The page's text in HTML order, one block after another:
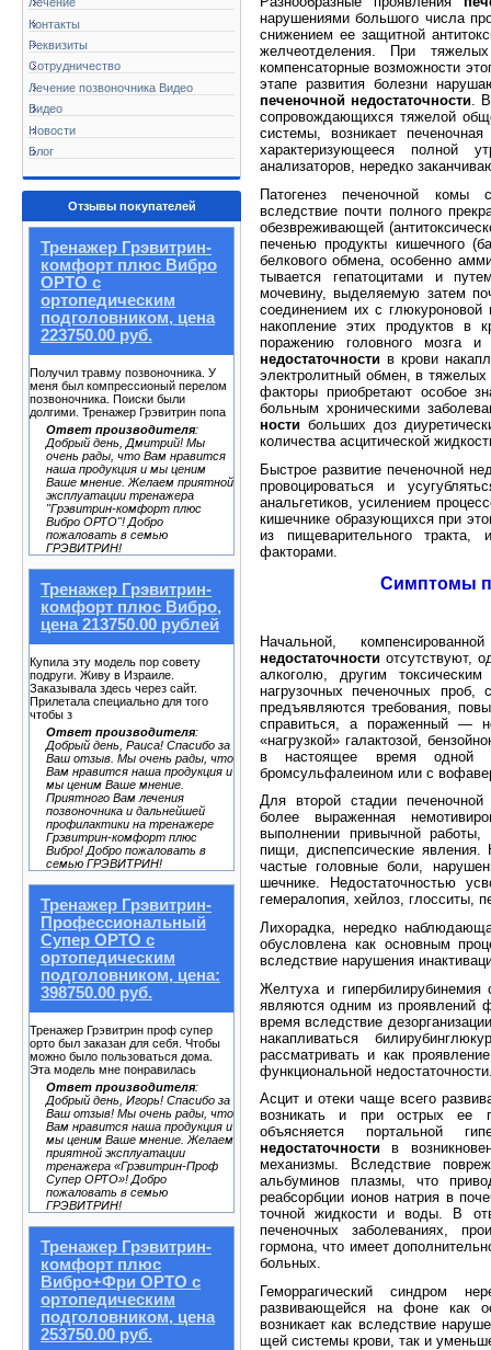
Контакты
Реквизиты
Сотрудничество
Лечение позвоночника Видео
Видео
Новости
Блог
Отзывы покупателей
Тренажер Грэвитрин-
комфорт плюс Вибро
ОРТО с
ортопедическим
подголовником, цена
223750.00 руб.
Получил травму позвоночника. У
меня был компрессионый перелом
позвоночника. Поиски были
долгими. Тренажер Грэвитрин попа
Ответ производителя:
Добрый день, Дмитрий! Мы
очень рады, что Вам нравится
наша продукция и мы ценим
Ваше мнение. Желаем приятной
эксплуатации тренажера
"Грэвитрин-комфорт плюс
Вибро ОРТО"! Добро
пожаловать в семью
ГРЭВИТРИН!
Тренажер Грэвитрин-
комфорт плюс Вибро,
цена 213750.00 рублей
Купила эту модель пор совету
подруги. Живу в Израиле.
Заказывала здесь через сайт.
Прилетала специально для того
чтобы з
Ответ производителя:
Добрый день, Раиса! Спасибо за
Ваш отзыв. Мы очень рады, что
Вам нравится наша продукция и
мы ценим Ваше мнение.
Приятного Вам лечения
позвоночника и дальнейшей
профилактики на тренажере
Грэвитрин-комфорт плюс
Вибро! Добро пожаловать в
семью ГРЭВИТРИН!
Тренажер Грэвитрин-
Профессиональный
Супер ОРТО с
ортопедическим
подголовником, цена:
398750.00 руб.
Тренажер Грэвитрин проф супер
орто был заказан для себя. Чтобы
можно было пользоваться дома.
Эта модель мне понравилась
Ответ производителя:
Добрый день, Игорь! Спасибо за
Ваш отзыв! Мы очень рады, что
Вам нравится наша продукция и
мы ценим Ваше мнение. Желаем
приятной эксплуатации
тренажера «Грэвитрин-Проф
Супер ОРТО»! Добро
пожаловать в семью
ГРЭВИТРИН!
Тренажер Грэвитрин-
комфорт плюс
Вибро+Фри ОРТО с
ортопедическим
подголовником, цена
253750.00 руб.
нарушения­ми большого числа
снижением ее защит­ной
желчеотделения. При
компенсаторные возможности
этапе развития болезни
печеночной недостаточности. В
сопровождающихся тя­желой
системы, возникает
характеризующееся полной
анализаторов, нередко
Патогенез печеночной комы
вследствие почти полного
обезвреживающей
печенью продукты кишечного
белкового обмена, особенно
тывается гепатоцитами и
мочевину, выделяемую затем
соединением их с
накопление этих продуктов в
поражению головного мозга
недостаточ­ности в крови
электролитный об­мен, в
факторы приобретают осо­бое
больным хроническими
ностибольших доз
количества асцитической
Быстрое развитие печеночной
прово­цироваться и
анальгетиков, уси­лением
кишечнике образующихся при
из пищеварительного тракта,
факторами.
Симптомы
Начальной,
недостаточности отсутствуют,
ал­коголю, другим
нагрузоч­ных печеночных
предъявляются тре­бования,
справиться, а пораженный —
«нагрузкой» галактозой,
в на­стоящее время одной
бромсульфалеином или с
Для второй стадии печеночной
более выраженная
выполнении привыч­ной работы,
пищи, диспепсические
частые головные боли,
шечнике. Недостаточностью
гемералопия, хейлоз, глосситы,
Лихорадка, нередко
обуслов­лена как основным
вследствие нарушения
Желтуха и гипербилирубинемия
являются одним из проявлений
время вследствие
накапливаться
рассматривать и как
функ­циональной
Асцит и отеки чаще всего
возни­кать и при острых ее
объясняется портальной
недостаточности в
механизмы. Вследствие
альбуминов плазмы, что
реабсорбции ионов натрия в
точной жидкости и воды. В
печеночных заболеваниях,
гормона, что имеет
больных.
Геморрагический синдром
развивающейся на фоне как
возникает как вследствие
щей системы крови, так и